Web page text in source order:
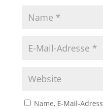
Name, E-Mail-